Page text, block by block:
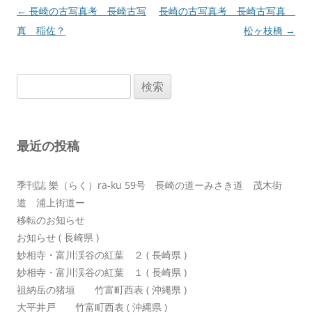
投
稿
ョ
← 長崎の古写真考 長崎古写
真 稲佐？
長崎の古写真考 長崎古写真
松ヶ枝橋 →
索:
最近の投稿
季刊誌 樂（らく）ra-ku 59号 長崎の道ーみさき道 茂木街
道 浦上街道ー
移転のお知らせ
お知らせ ( 長崎県 )
妙相寺・富川渓谷の紅葉 ２ ( 長崎県 )
妙相寺・富川渓谷の紅葉 １ ( 長崎県 )
祖納岳の猪垣 竹富町西表 ( 沖縄県 )
大平井戸 竹富町西表 ( 沖縄県 )